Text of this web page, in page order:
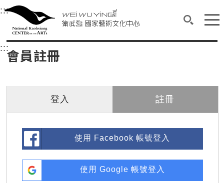
衛武營國家藝術文化中心
中央內容區塊，為本頁主要內容區。
:::選單連結區塊，此區塊列有本網站主要連結。
衛武營國家藝術文化中心
搜尋(開
網
::: 中央內容區塊，為本頁主要內容區。
會員註冊
登入 註冊
使用 Facebook 帳號登入
使用 Google 帳號登入